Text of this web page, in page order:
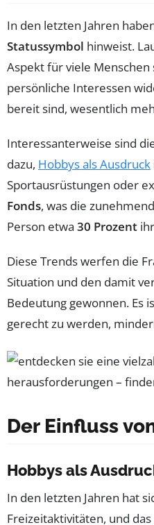
In den letzten Jahren
Statussymbol hinweist.
Aspekt für viele
persönliche Interessen
bereit sind, wesentlich
Interessanterweise sind
dazu, Hobbys als Ausdruck
Sportausrüstungen oder
Fonds, was die
Person etwa 30 Prozent
Diese Trends werfen die
Situation und den damit
Bedeutung gewonnen. Es
gerecht zu werden,
Der Einfluss
Hobbys als
In den letzten Jahren hat
Freizeitaktivitäten, und